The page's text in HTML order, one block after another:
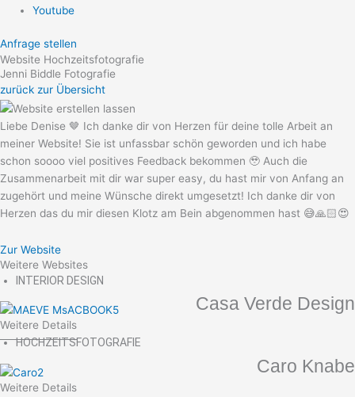
Youtube
Anfrage stellen
Website Hochzeitsfotografie
Jenni Biddle Fotografie
zurück zur Übersicht
Liebe Denise 🤎 Ich danke dir von Herzen für deine tolle Arbeit an
meiner Website! Sie ist unfassbar schön geworden und ich habe
schon soooo viel positives Feedback bekommen 🥹 Auch die
Zusammenarbeit mit dir war super easy, du hast mir von Anfang an
zugehört und meine Wünsche direkt umgesetzt! Ich danke dir von
Herzen das du mir diesen Klotz am Bein abgenommen hast 😅🙏🏻😍
Zur Website
Weitere Websites
INTERIOR DESIGN
Casa Verde Design
Weitere Details
HOCHZEITSFOTOGRAFIE
Caro Knabe
Weitere Details